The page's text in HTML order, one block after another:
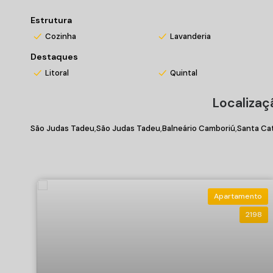
Estrutura
Cozinha Lavanderia
Destaques
Litoral Quintal
São Judas Tadeu São Judas Tadeu Balneário Camboriú Santa
Apartamento
2198